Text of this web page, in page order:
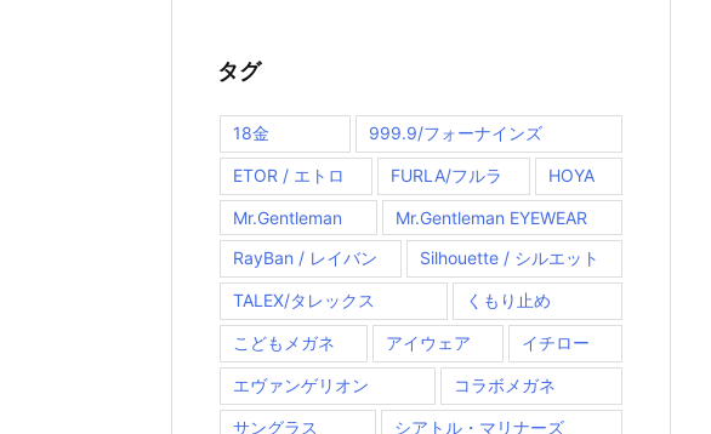
タグ
18金 999.9/フォーナインズ
ETOR / エトロ FURLA/フルラ HOYA
Mr.Gentleman
Mr.Gentleman EYEWEAR
RayBan / レイバン
Silhouette / シルエット
TALEX/タレックス くもり止め
こどもメガネ アイウェア イチロー
エヴァンゲリオン コラボメガネ
サングラス シアトル・マリナーズ